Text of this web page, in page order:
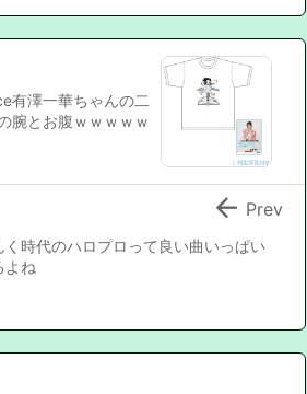
有澤一華ちゃんの二
腕とお腹ｗｗｗｗｗ
く時代のハロプロって良い曲いっぱい
よね
 Prev